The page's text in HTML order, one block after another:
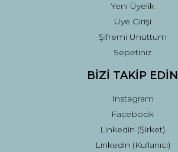
Yeni Üyelik
Üye Girişi
Şifremi Unuttum
Sepetiniz
BİZİ TAKİP EDİN
Instagram
Facebook
Linkedin (Şirket)
Linkedin (Kullanıcı)